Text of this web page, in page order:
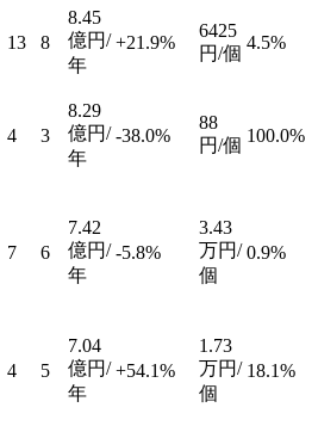
13 8
8.45
億円/
年
+21.9%
6425
円/個
4.5%
4 3
8.29
億円/
年
-38.0%
88
円/個 100.0%
7 6
7.42
億円/
年
-5.8%
3.43
万円/
個
0.9%
4 5
7.04
億円/
年
+54.1%
1.73
万円/
個
18.1%